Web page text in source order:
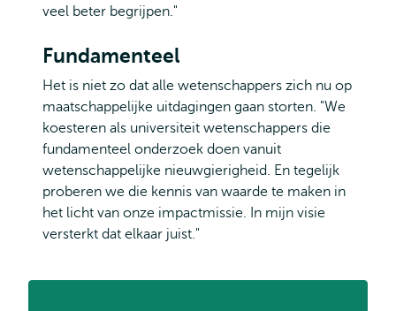
veel beter begrijpen."
Fundamenteel
Het is niet zo dat alle wetenschappers zich nu op
maatschappelijke uitdagingen gaan storten. "We
koesteren als universiteit wetenschappers die
fundamenteel onderzoek doen vanuit
wetenschappelijke nieuwgierigheid. En tegelijk
proberen we die kennis van waarde te maken in
het licht van onze impactmissie. In mijn visie
versterkt dat elkaar juist."